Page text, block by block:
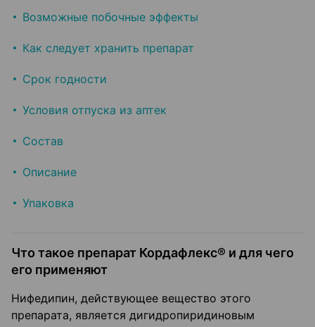
Возможные побочные эффекты
Как следует хранить препарат
Срок годности
Условия отпуска из аптек
Состав
Описание
Упаковка
Что такое препарат Кордафлекс® и для чего
его применяют
Нифедипин, действующее вещество этого
препарата, является дигидропиридиновым